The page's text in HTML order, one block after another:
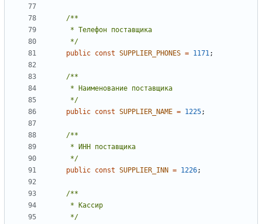
     */
public const SUPPLIER_PHONES = 1171;
     */
public const SUPPLIER_NAME = 1225;
     */
public const SUPPLIER_INN = 1226;
     */